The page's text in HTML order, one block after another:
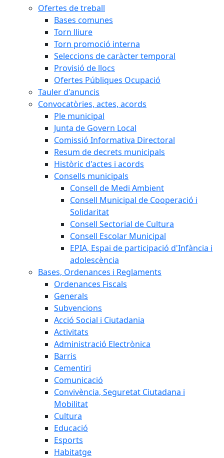
Ofertes de treball
Bases comunes
Torn lliure
Torn promoció interna
Seleccions de caràcter temporal
Provisió de llocs
Ofertes Públiques Ocupació
Tauler d'anuncis
Convocatòries, actes, acords
Ple municipal
Junta de Govern Local
Comissió Informativa Directoral
Resum de decrets municipals
Històric d'actes i acords
Consells municipals
Consell de Medi Ambient
Consell Municipal de Cooperació i
Solidaritat
Consell Sectorial de Cultura
Consell Escolar Municipal
EPIA, Espai de participació d'Infància i
adolescència
Bases, Ordenances i Reglaments
Ordenances Fiscals
Generals
Subvencions
Acció Social i Ciutadania
Activitats
Administració Electrònica
Barris
Cementiri
Comunicació
Convivència, Seguretat Ciutadana i
Mobilitat
Cultura
Educació
Esports
Habitatge